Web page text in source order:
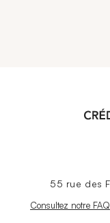
Nouvelle fenêtre
Consultez notre FAQ